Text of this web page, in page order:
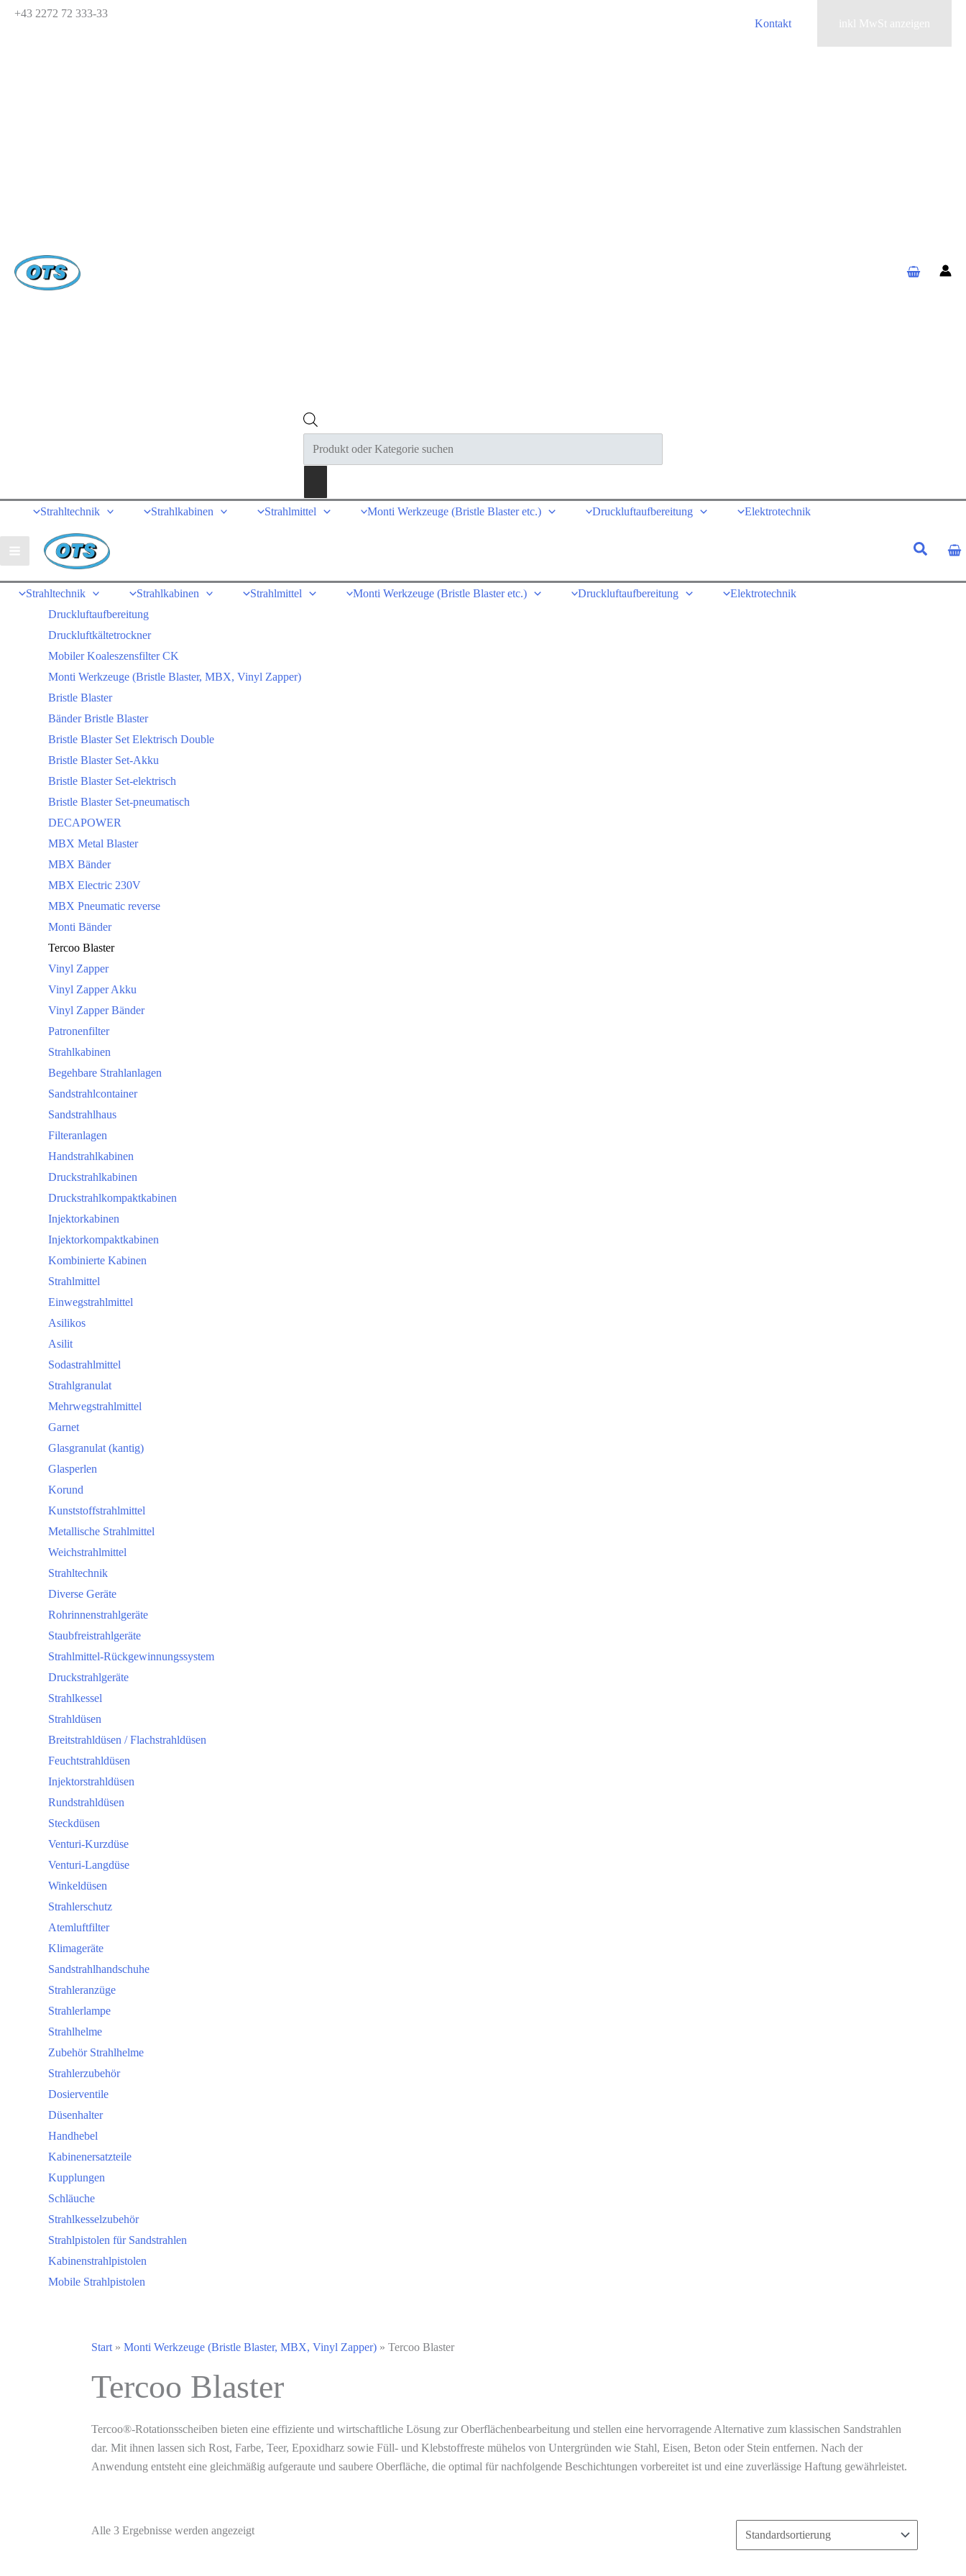
Zum+43 2272 72 333-33
Kontakt
Products
search
Strahltechnik Strahlkabinen Strahlmittel Monti Werkzeuge (Bristle Blaster etc.) Druckluftaufbereitung Elektrotechnik
Strahltechnik Strahlkabinen Strahlmittel Monti Werkzeuge (Bristle Blaster etc.) Druckluftaufbereitung
Elektrotechnik
Druckluftaufbereitung
Druckluftkältetrockner
Mobiler Koaleszensfilter CK
Monti Werkzeuge (Bristle Blaster, MBX, Vinyl Zapper)
Bristle Blaster
Bänder Bristle Blaster
Bristle Blaster Set Elektrisch Double
Bristle Blaster Set-Akku
Bristle Blaster Set-elektrisch
Bristle Blaster Set-pneumatisch
DECAPOWER
MBX Metal Blaster
MBX Bänder
MBX Electric 230V
MBX Pneumatic reverse
Monti Bänder
Tercoo Blaster
Vinyl Zapper
Vinyl Zapper Akku
Vinyl Zapper Bänder
Patronenfilter
Strahlkabinen
Begehbare Strahlanlagen
Sandstrahlcontainer
Sandstrahlhaus
Filteranlagen
Handstrahlkabinen
Druckstrahlkabinen
Druckstrahlkompaktkabinen
Injektorkabinen
Injektorkompaktkabinen
Kombinierte Kabinen
Strahlmittel
Einwegstrahlmittel
Asilikos
Asilit
Sodastrahlmittel
Strahlgranulat
Mehrwegstrahlmittel
Garnet
Glasgranulat (kantig)
Glasperlen
Korund
Kunststoffstrahlmittel
Metallische Strahlmittel
Weichstrahlmittel
Strahltechnik
Diverse Geräte
Rohrinnenstrahlgeräte
Staubfreistrahlgeräte
Strahlmittel-Rückgewinnungssystem
Druckstrahlgeräte
Strahlkessel
Strahldüsen
Breitstrahldüsen / Flachstrahldüsen
Feuchtstrahldüsen
Injektorstrahldüsen
Rundstrahldüsen
Steckdüsen
Venturi-Kurzdüse
Venturi-Langdüse
Winkeldüsen
Strahlerschutz
Atemluftfilter
Klimageräte
Sandstrahlhandschuhe
Strahleranzüge
Strahlerlampe
Strahlhelme
Zubehör Strahlhelme
Strahlerzubehör
Dosierventile
Düsenhalter
Handhebel
Kabinenersatzteile
Kupplungen
Schläuche
Strahlkesselzubehör
Strahlpistolen für Sandstrahlen
Kabinenstrahlpistolen
Mobile Strahlpistolen
Start » Monti Werkzeuge (Bristle Blaster, MBX, Vinyl Zapper) » Tercoo Blaster
Tercoo Blaster
Tercoo®-Rotationsscheiben bieten eine effiziente und wirtschaftliche Lösung zur Oberflächenbearbeitung und stellen eine hervorragende Alternative zum klassischen Sandstrahlen
dar. Mit ihnen lassen sich Rost, Farbe, Teer, Epoxidharz sowie Füll- und Klebstoffreste mühelos von Untergründen wie Stahl, Eisen, Beton oder Stein entfernen. Nach der
Anwendung entsteht eine gleichmäßig aufgeraute und saubere Oberfläche, die optimal für nachfolgende Beschichtungen vorbereitet ist und eine zuverlässige Haftung gewährleistet.
Alle 3 Ergebnisse werden angezeigt